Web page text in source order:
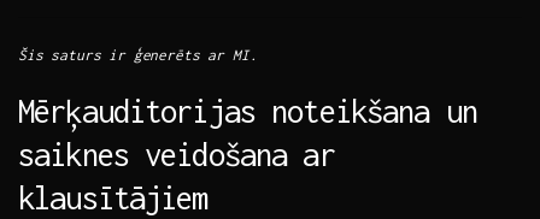
Šis saturs ir ģenerēts ar MI.
Mērķauditorijas noteikšana un
saiknes veidošana ar
klausītājiem